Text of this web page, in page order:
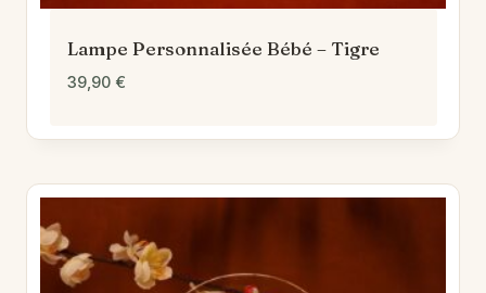
Lampe Personnalisée Bébé – Tigre
39,90 €